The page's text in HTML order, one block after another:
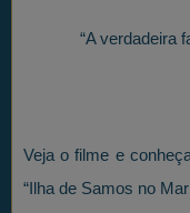
“A verdadeira
Veja o filme e
“Ilha de Samos no